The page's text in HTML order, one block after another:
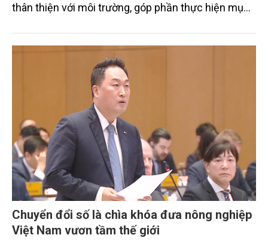
thân thiện với môi trường, góp phần thực hiện mục
trình thu hút sự tham gia của đông đảo đại biểu đến
từ các cơ quan quản lý nhà nước, đơn vị nghiên cứu,
doanh nghiệp, hợp tác xã và nông dân đang trực
tiếp triển khai mô hình sản xuất lúa phát thải thấp.
Chuyển đổi số là chìa khóa đưa nông nghiệp
Việt Nam vươn tầm thế giới